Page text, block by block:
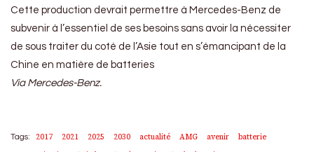
Cette production devrait permettre à Mercedes-Benz de
subvenir à l’essentiel de ses besoins sans avoir la nécessiter
de sous traiter du coté de l’Asie tout en s’émancipant de la
Chine en matière de batteries
Via Mercedes-Benz.
Tags: 2017 2021 2025 2030 actualité AMG avenir
batterie